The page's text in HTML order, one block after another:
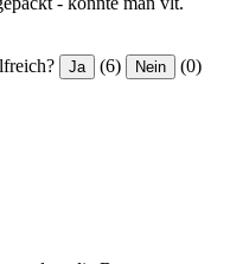
Ja (6) Nein (0)